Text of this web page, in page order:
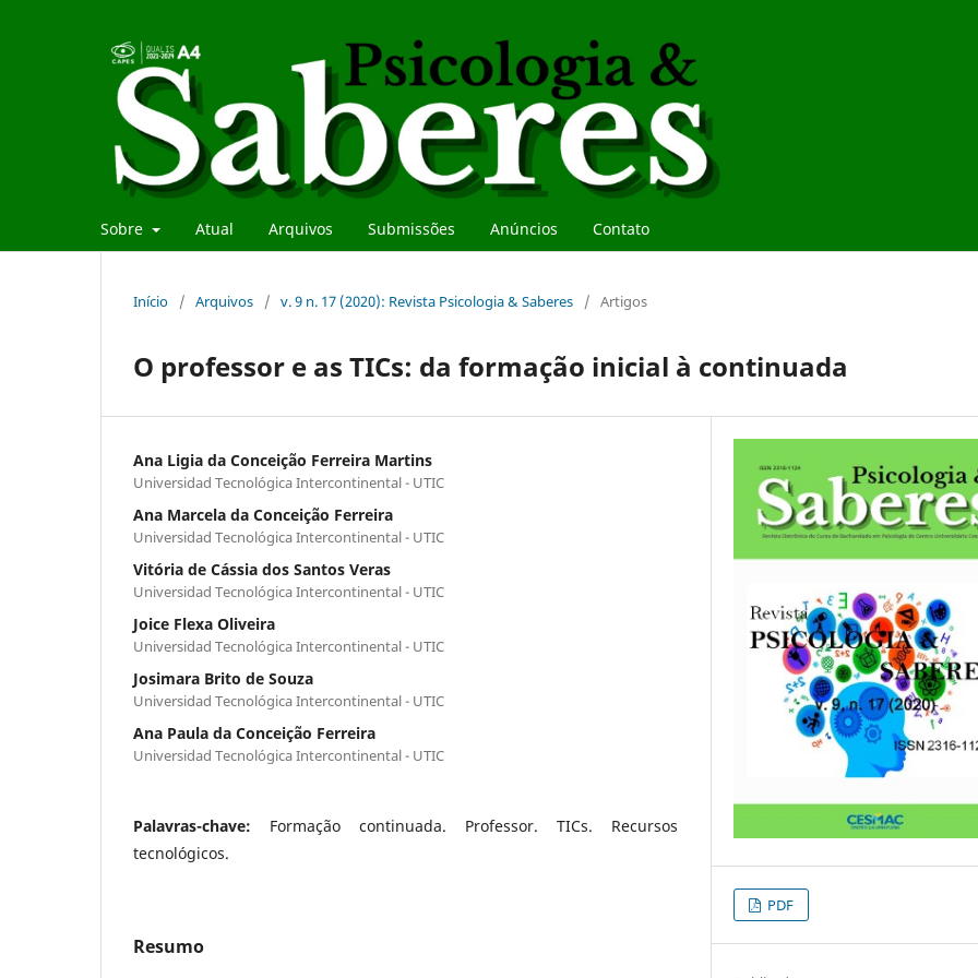
Sobre Atual Arquivos Submissões Anúncios Contato
Início / Arquivos / v. 9 n. 17 (2020): Revista Psicologia & Saberes / Artigos
O professor e as TICs: da formação inicial à continuada
Ana Ligia da Conceição Ferreira Martins
Universidad Tecnológica Intercontinental - UTIC
Ana Marcela da Conceição Ferreira
Universidad Tecnológica Intercontinental - UTIC
Vitória de Cássia dos Santos Veras
Universidad Tecnológica Intercontinental - UTIC
Joice Flexa Oliveira
Universidad Tecnológica Intercontinental - UTIC
Josimara Brito de Souza
Universidad Tecnológica Intercontinental - UTIC
Ana Paula da Conceição Ferreira
Universidad Tecnológica Intercontinental - UTIC
Palavras-chave: Formação continuada. Professor. TICs. Recursos
tecnológicos.
Resumo
PDF